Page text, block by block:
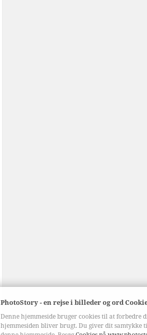
PhotoStory - en rejse i billeder og ord
Denne hjemmeside bruger cookies til at forbedre
hjemmesiden bliver brugt. Du giver dit samtykke